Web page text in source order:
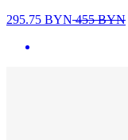
295.75 BYN455BYN